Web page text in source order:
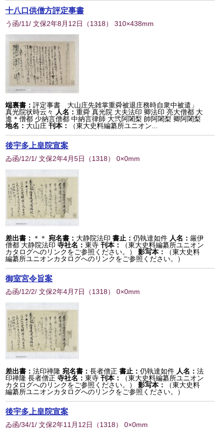
十八口供僧方評定事書
う函/11/ 文保2年8月12日 （1318） 310×438mm
端裏書：評定事書 大山庄先雑掌重舜被退庄務時自衆中被遣」
真光院状時云々
人名：重舜 真光院 大夫法印 卿法印 亮大僧都 大
進＊僧都 少納言僧都 中納言律師 大弐阿闍梨 帥阿闍梨 卿阿闍梨
地名： 大山庄 刊本： （東大史料編纂所ユニオン...
後宇多上皇院宣案
ゐ函/12/1/ 文保2年4月5日 （1318） 0×0mm
差出書： ＊＊ 宛名書： 大静院法印 書止：仍執達如件 人名： 厳伊
僧都 大静院法印 寺社名：東寺 刊本：
（東大史料編纂所ユニオン
カタログへのリンクをご参照ください。）
影写本：
（東大史料
編纂所ユニオンカタログへのリンクをご参照ください。）
御室宮令旨案
ゐ函/12/2/ 文保2年4月7日 （1318） 0×0mm
差出書：法印禅隆 宛名書：長者僧正 書止：仍執達如件 人名：法
印禅隆 長者僧正 寺社名：東寺 刊本：
（東大史料編纂所ユニオン
カタログへのリンクをご参照ください。）
影写本：
（東大史料
編纂所ユニオンカタログへのリンクをご参照ください。）
後宇多上皇院宣案
ゐ函/34/1/ 文保2年11月12日 （1318） 0×0mm